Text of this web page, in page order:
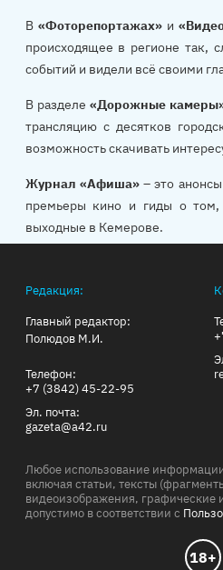
В «Фоторепортажах»и
происходящее в регионе так,
событий и видели всё своими
В разделе «Дорожные
трансляцию с десятков
возможность скачивать
Журнал «Афиша»– это
премьеры кино и гиды о том,
выходные в Кемерове.
Редакция:
Главный редактор:
Полюдов М.И.
Телефон:
+7 (3842) 45-22-95
Эл. почта:
gazeta@a42.ru
Любое использование
включая статьи, тексты
видеоизображения, графические
допустимо в соответствии с
18+